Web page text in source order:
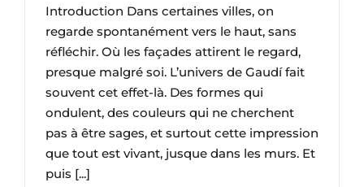
Introduction Dans certaines villes, on
regarde spontanément vers le haut, sans
réfléchir. Où les façades attirent le regard,
presque malgré soi. L’univers de Gaudí fait
souvent cet effet-là. Des formes qui
ondulent, des couleurs qui ne cherchent
pas à être sages, et surtout cette impression
que tout est vivant, jusque dans les murs. Et
puis [...]